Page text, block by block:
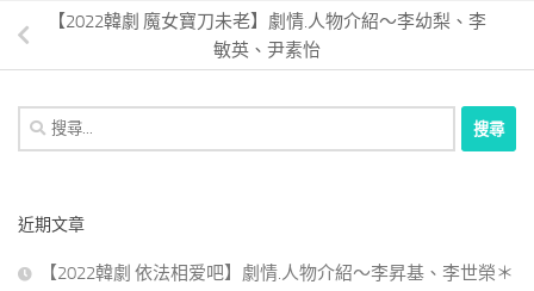
【2022韓劇 魔女寶刀未老】劇情.人物介紹～李幼梨、李
敏英、尹素怡
搜
尋
字:
近期文章
【2022韓劇 依法相爱吧】劇情.人物介紹～李昇基、李世榮＊